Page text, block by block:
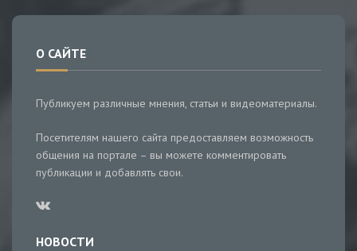
О САЙТЕ
Публикуем различные мнения, статьи и видеоматериалы.
Посетителям нашего сайта предоставляем возможность
общения на портале – вы можете комментировать
публикации и добавлять свои.
НОВОСТИ